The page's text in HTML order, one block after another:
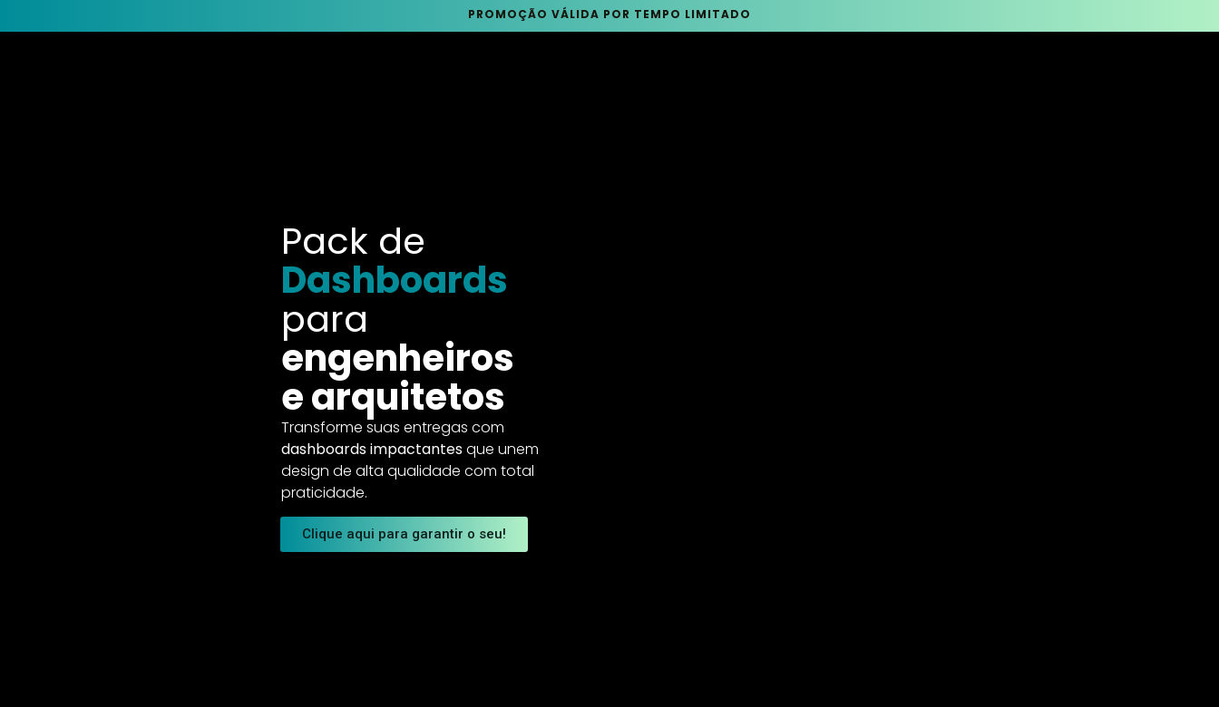
PROMOÇÃO VÁLIDA POR TEMPO LIMITADO
Pack de
Dashboards
para
engenheiros
e arquitetos
Transforme suas entregas com
dashboards impactantesque unem
design de alta qualidade com total
praticidade.
Clique aqui para garantir o seu!